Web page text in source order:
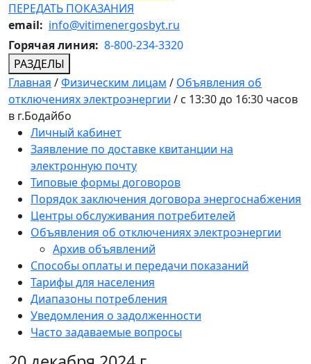
ПЕРЕДАТЬ ПОКАЗАНИЯ
email: info@vitimenergosbyt.ru
Горячая линия: 8-800-234-3320
РАЗДЕЛЫ
Главная /Физическим лицам / Объявления об
отключениях электроэнергии / с 13:30 до 16:30 часов
в г.Бодайбо
Личный кабинет
Заявление по доставке квитанции на
электронную почту
Типовые формы договоров
Порядок заключения договора энергоснабжения
Центры обслуживания потребителей
Объявления об отключениях электроэнергии
Архив объявлений
Способы оплаты и передачи показаний
Тарифы для населения
Диапазоны потребления
Уведомления о задолженности
Часто задаваемые вопросы